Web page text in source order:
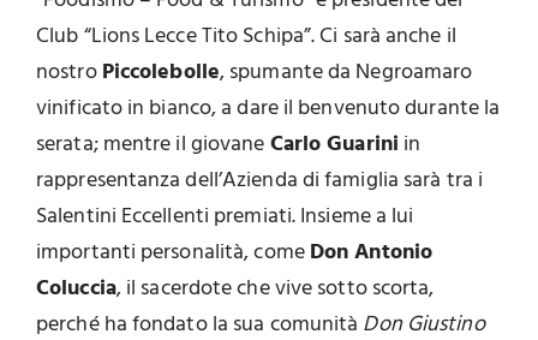
Club “Lions Lecce Tito Schipa”. Ci sarà anche il
nostroPiccolebolle, spumante da Negroamaro
vinificato in bianco, a dare il benvenuto durante la
serata; mentre il giovaneCarlo Guarini in
rappresentanza dell’Azienda di famiglia sarà tra i
Salentini Eccellenti premiati. Insieme a lui
importanti personalità, comeDon Antonio
Coluccia, il sacerdote che vive sotto scorta,
perché ha fondato la sua comunità Don Giustino